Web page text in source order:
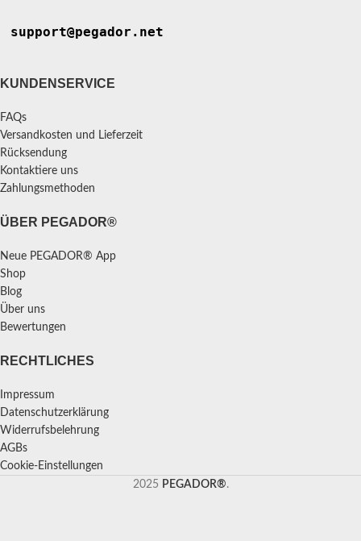
support@pegador.net
KUNDENSERVICE
FAQs
Versandkosten und Lieferzeit
Rücksendung
Kontaktiere uns
Zahlungsmethoden
ÜBER PEGADOR®
Neue PEGADOR® App
Shop
Blog
Über uns
Bewertungen
RECHTLICHES
Impressum
Datenschutzerklärung
Widerrufsbelehrung
AGBs
Cookie-Einstellungen
2025 PEGADOR®.